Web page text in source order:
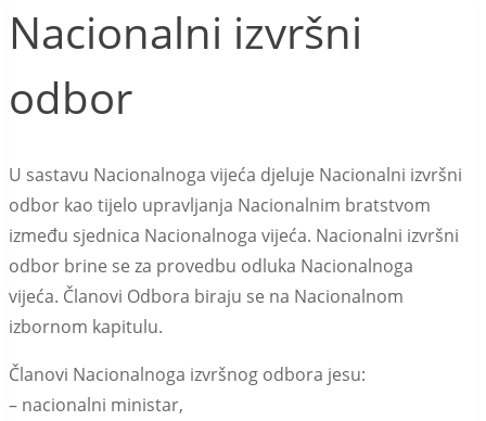
Nacionalni izvršni
odbor
U sastavu Nacionalnoga vijeća djeluje Nacionalni izvršni
odbor kao tijelo upravljanja Nacionalnim bratstvom
između sjednica Nacionalnoga vijeća. Nacionalni izvršni
odbor brine se za provedbu odluka Nacionalnoga
vijeća. Članovi Odbora biraju se na Nacionalnom
izbornom kapitulu.
Članovi Nacionalnoga izvršnog odbora jesu:
– nacionalni ministar,